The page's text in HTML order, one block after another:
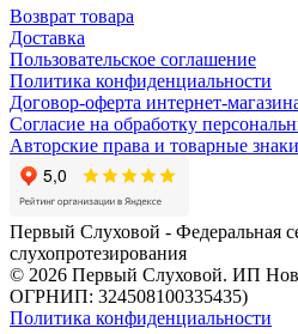
Возврат товара
Доставка
Пользовательское соглашение
Политика конфиденциальности
Договор-оферта интернет-
Согласие на обработку
Авторские права и товарные знаки
Первый Слуховой - Федеральная
слухопротезирования
© 2026 Первый Слуховой. ИП
ОГРНИП: 324508100335435)
Политика конфиденциальности